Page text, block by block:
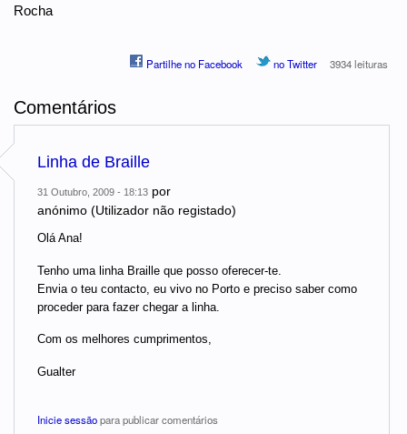
Rocha
Partilhe no Facebook no Twitter 3934 leituras
Comentários
Linha de Braille
31 Outubro, 2009 - 18:13 por
anónimo (Utilizador não registado)
Olá Ana!
Tenho uma linha Braille que posso oferecer-te.
Envia o teu contacto, eu vivo no Porto e preciso saber como
proceder para fazer chegar a linha.
Com os melhores cumprimentos,
Gualter
Inicie sessãopara publicar comentários